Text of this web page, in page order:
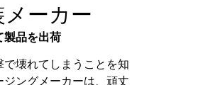
ーカー
製品を出荷
壊れてしまうことを知
ングメーカーは、頑丈